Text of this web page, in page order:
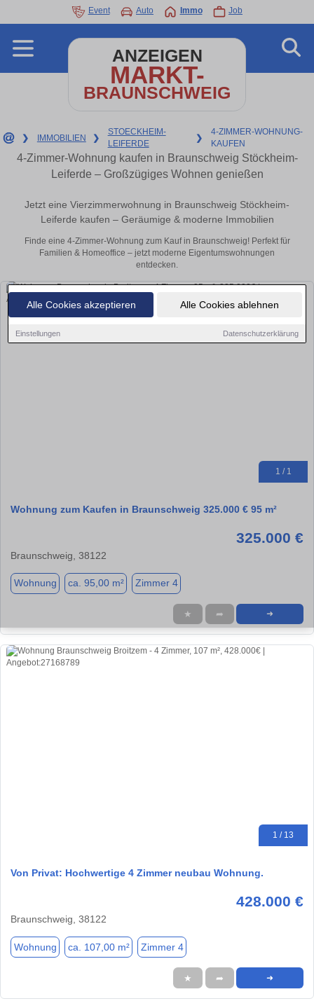
Alle Cookies akzeptieren Alle Cookies ablehnen
Einstellungen Datenschutzerklärung
Event Auto Immo Job
ANZEIGEN
MARKT-
BRAUNSCHWEIG
❯ IMMOBILIEN ❯
STOECKHEIM-
LEIFERDE
❯
4-ZIMMER-WOHNUNG-
KAUFEN
4-Zimmer-Wohnung kaufen in Braunschweig Stöckheim-
Leiferde – Großzügiges Wohnen genießen
Jetzt eine Vierzimmerwohnung in Braunschweig Stöckheim-
Leiferde kaufen – Geräumige & moderne Immobilien
Finde eine 4-Zimmer-Wohnung zum Kauf in Braunschweig! Perfekt für
Familien & Homeoffice – jetzt moderne Eigentumswohnungen
entdecken.
1 / 1
Wohnung zum Kaufen in Braunschweig 325.000 € 95 m²
325.000 €
Braunschweig, 38122
Wohnung ca. 95,00 m² Zimmer 4
★ ➦ ➜
1 / 13
Von Privat: Hochwertige 4 Zimmer neubau Wohnung.
428.000 €
Braunschweig, 38122
Wohnung ca. 107,00 m² Zimmer 4
★ ➦ ➜